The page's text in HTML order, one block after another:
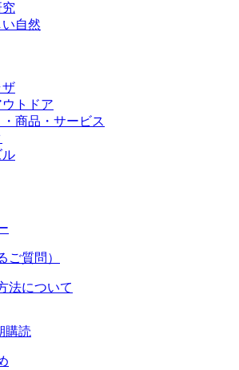
究
自然
ザ
トドア
商品・サービス
ル
ご質問）
法について
購読